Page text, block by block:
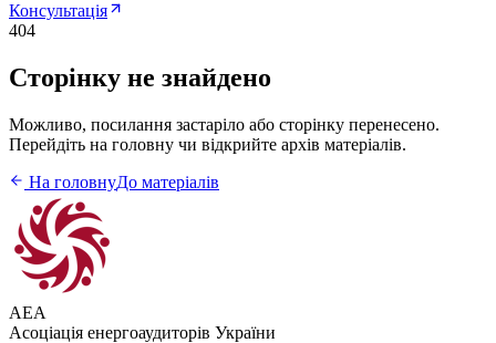
Консультація
404
Сторінку не знайдено
Можливо, посилання застаріло або сторінку перенесено.
Перейдіть на головну чи відкрийте архів матеріалів.
На головнуДо матеріалів
AEA
Асоціація енергоаудиторів України